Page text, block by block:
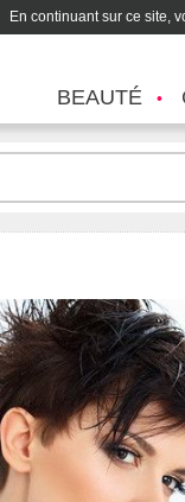
En continuant sur ce site,
BEAUTÉ